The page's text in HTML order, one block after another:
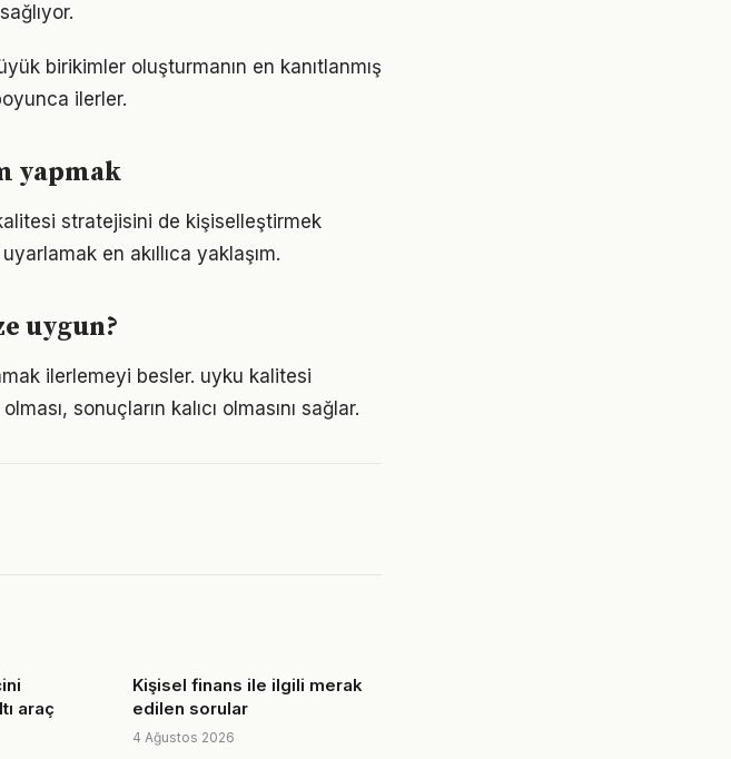
birikimler oluşturmanın en kanıtlanmış
ilerler.
yapmak
stratejisini de kişiselleştirmek
en akıllıca yaklaşım.
uygun?
ilerlemeyi besler. uyku kalitesi
sonuçların kalıcı olmasını sağlar.
araç
Kişisel finans ile ilgili merak
edilen sorular
4 Ağustos 2026